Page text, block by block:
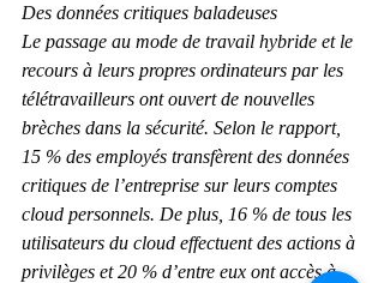
Des données critiques baladeuses
Le passage au mode de travail hybride et le
recours à leurs propres ordinateurs par les
télétravailleurs ont ouvert de nouvelles
brèches dans la sécurité. Selon le rapport,
15 % des employés transfèrent des données
critiques de l’entreprise sur leurs comptes
cloud personnels. De plus, 16 % de tous les
utilisateurs du cloud effectuent des actions à
privilèges et 20 % d’entre eux ont accès à